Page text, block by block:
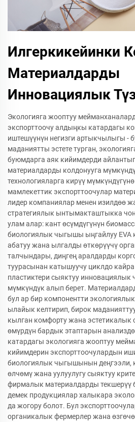
Илгеркикейинки
Материалдарды
Инновациялык
Экологияга жооптуу
экспорттоочу алдыңкы катардагы
иштешүүнүн негизги артыкчылыгы -
маданиятты эстете турган,
буюмдарга аяк кийимдерди
материалдарды колдонууга
технологияларга кирүү
мамлекеттик экспорттоочулар
лидер компаниялар менен изилдөө
стратегиялык ынтымакташтыкка
улам алар: кант өсүмдүгүнүн
биологиялык чыгышы ыңгайлуу EVA
абатуу жана ылгалды өткөрүүчү
талчындары, диңгең аралдарды
туурасынан катышуучу циклдо кайра
пластиктери сыяктуу инновациялык
мүмкүндүк алып берет.
бул ар бир компонентти
ылайык келтирип, бирок
кылган комфорту жана эстетикалык
өмүрдүн бардык этаптарын
катардагы экологияга жооптуу
кийимдерин экспорттоочулардын
биологиялык чыгышынын деңгээли,
өлчөмү жана уулуулугу сыяктуу
фирмалык материалдарды текшерүү
демек продукциялар халыкара
да жогору болот. Бул
органикалык фермерлер жана